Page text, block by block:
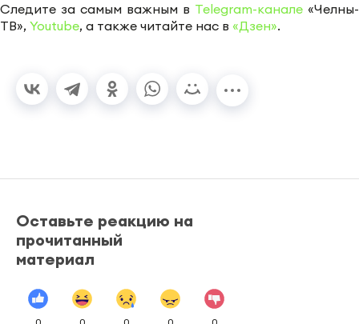
Следите за самым важным в Telegram-канале «Челны-
ТВ», Youtube, а также читайте нас в «Дзен».
Оставьте реакцию на
прочитанный
материал